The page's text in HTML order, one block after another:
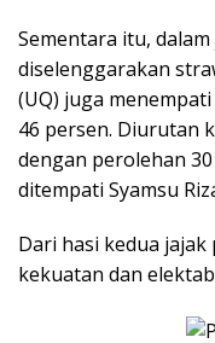
Sementara itu,
diselenggarakan
(UQ) juga
46 persen. Diurutan
dengan perolehan
ditempati Syamsu
Dari hasi kedua
kekuatan dan